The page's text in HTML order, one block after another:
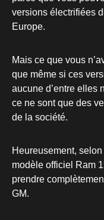
versions électrifiées
Europe.
Mais ce que vous
que même si ces
aucune d’entre elles
ce ne sont que des
de la société.
Heureusement,
modèle officiel Ram
prendre
GM.